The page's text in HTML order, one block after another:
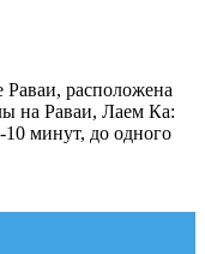
Раваи, расположена
на Раваи, Лаем Ка:
минут, до одного